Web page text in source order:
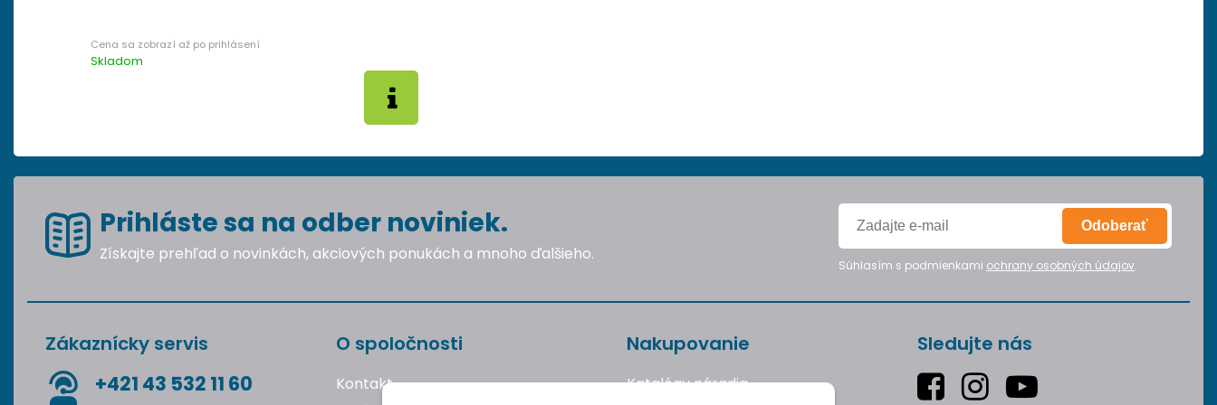
Skladom
Prihláste sa na odber noviniek.
Získajte prehľad o novinkách, akciových ponukách a mnoho ďalšieho.
Odoberať
Súhlasím s podmienkami ochrany osobných údajov.
Zákaznícky servis
+421 43 532 11 60
O spoločnosti
Kontakt
Nakupovanie
Katalógy náradia
Sledujte nás